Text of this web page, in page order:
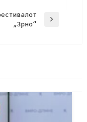
„Зрно“